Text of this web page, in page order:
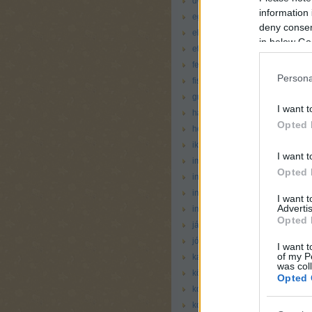
information
deny
in below
I want
Opted
I want
Opted
I want
Opted
I want
of my
was
Opted
egészségügy
)
elektronika
etetés
fejlesztő
fisher price
graco
hauck
hellókarácsony
ikea
imádjuk
ingyen se kell
internet
intézmény
játék
jó de minek
kaja
könyv
koraszülés
korosztály 18 hónapos kortól